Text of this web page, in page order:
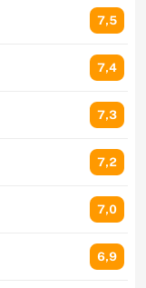
7,5
7,4
7,3
7,2
7,0
6,9